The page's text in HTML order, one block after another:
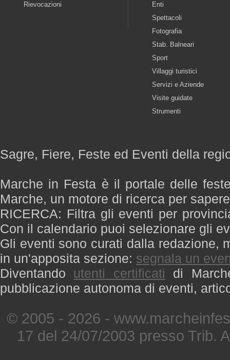
Rievocazioni
Enti
Spettacoli
Fotografia
Stab. Balneari
Sport
Villaggi turistici
Servizi e Aziende
Visite guidate
Strumenti
Sagre, Fiere, Feste ed Eventi della
Marche in Festa è il portale delle
Marche, un motore di ricerca per
RICERCA: Filtra gli eventi per
Con il calendario puoi selezionare gli
Gli eventi sono curati dalla redazione,
in un'apposita sezione: segnala un
Diventando utenti certificati di
pubblicazione autonoma di eventi,
© 2005 - 2026 -
17 del 24/07/2003 presso Trib.